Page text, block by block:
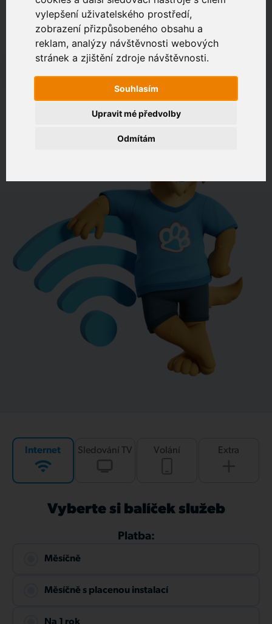
vylepšení uživatelského prostředí,
zobrazení přizpůsobeného obsahu a
reklam, analýzy návštěvnosti webových
stránek a zjištění zdroje návštěvnosti.
Souhlasím
Odmítám
Upravit mé předvolby
Zákaznický portál
Jak rychlé je připojení na vaší adrese?
Internet Sledování TV Volání Extra
Vyberte si balíček služeb
Platba:
Měsíčně
Měsíčně s placenou instalací